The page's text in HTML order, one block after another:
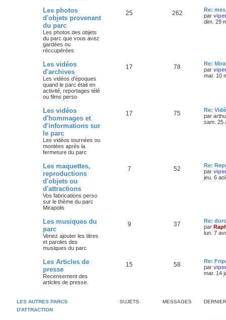
Les photos
d'objets provenant
du parc
Les photos des objets
du parc que vous avez
gardées ou
réccupérées
25 262
Re:
par
dim. 29
Les vidéos
d'archives
Les vidéos d'époques
quand le parc était en
activité, reportages télé
ou films perso
17 78
Re:
par
mar. 10
Les vidéos
d'hommages et
d'informations sur
le parc
Les vidéos tournées ou
montées après la
fermeture du parc
17 75
Re:
par
sam. 25
Les maquettes,
reproductions
d'objets ou
d'attractions
Vos fabrications perso
sur le thème du parc
Mirapolis
7 52
Re:
par
jeu. 6
Les musiques du
parc
Venez ajouter les titres
et paroles des
musiques du parc
9 37
Re:
par
lun. 7
Les Articles de
presse
Recensement des
articles de presse.
15 58
Re:
par
mar. 14
LES AUTRES PARCS
D'ATTRACTION
SUJETS MESSAGES